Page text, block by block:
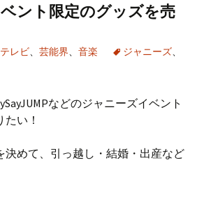
ント限定のグッズを売
テレビ、 芸能界、 音楽 ジャニーズ、
などのジャニーズイベント
い！
決めて、引っ越し・結婚・出産など